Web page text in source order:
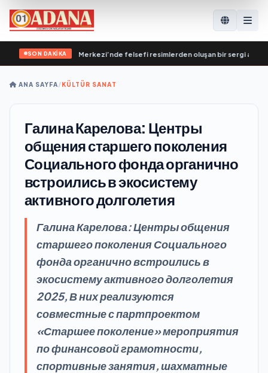
SON DAKİKA
Genel Merkezi’nde felsefi resimlerden oluşan bir sergi açıldı •
ANA SAYFA/KÜLTÜR SANAT
Галина Карелова: Центры
общения старшего поколения
Социального фонда органично
встроились в экосистему
активного долголетия
Галина Карелова: Центры общения
старшего поколения Социального
фонда органично встроились в
экосистему активного долголетия
2025, В них реализуются
совместные с партпроектом
«Старшее поколение» мероприятия
по финансовой грамотности,
спортивные занятия, шахматные